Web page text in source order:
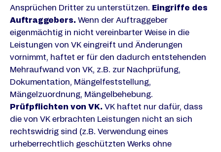
Ansprüchen Dritter zu unterstützen. Eingriffe des
Auftraggebers. Wenn der Auftraggeber
eigenmächtig in nicht vereinbarter Weise in die
Leistungen von VK eingreift und Änderungen
vornimmt, haftet er für den dadurch entstehenden
Mehraufwand von VK, z.B. zur Nachprüfung,
Dokumentation, Mängelfeststellung,
Mängelzuordnung, Mängelbehebung.
Prüfpflichten von VK. VK haftet nur dafür, dass
die von VK erbrachten Leistungen nicht an sich
rechtswidrig sind (z.B. Verwendung eines
urheberrechtlich geschützten Werks ohne